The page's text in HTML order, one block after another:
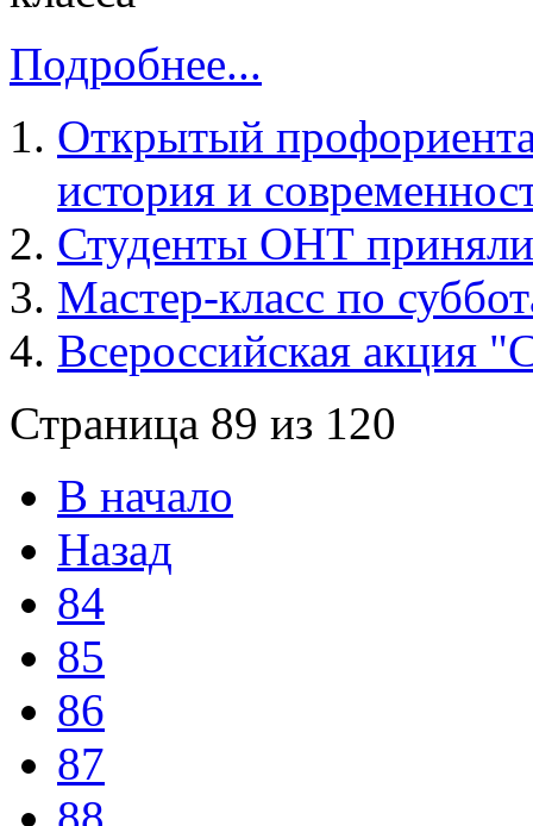
Подробнее...
Открытый
история и
Студенты ОНТ приняли
Мастер-класс по
Всероссийская акция
Страница 89 из 120
В начало
Назад
84
85
86
87